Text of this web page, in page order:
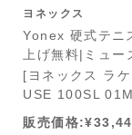
ヨネックス
Yonex 硬式テニ
上げ無料|ミュー
[ヨネックス ラ
USE 100SL
販売価格